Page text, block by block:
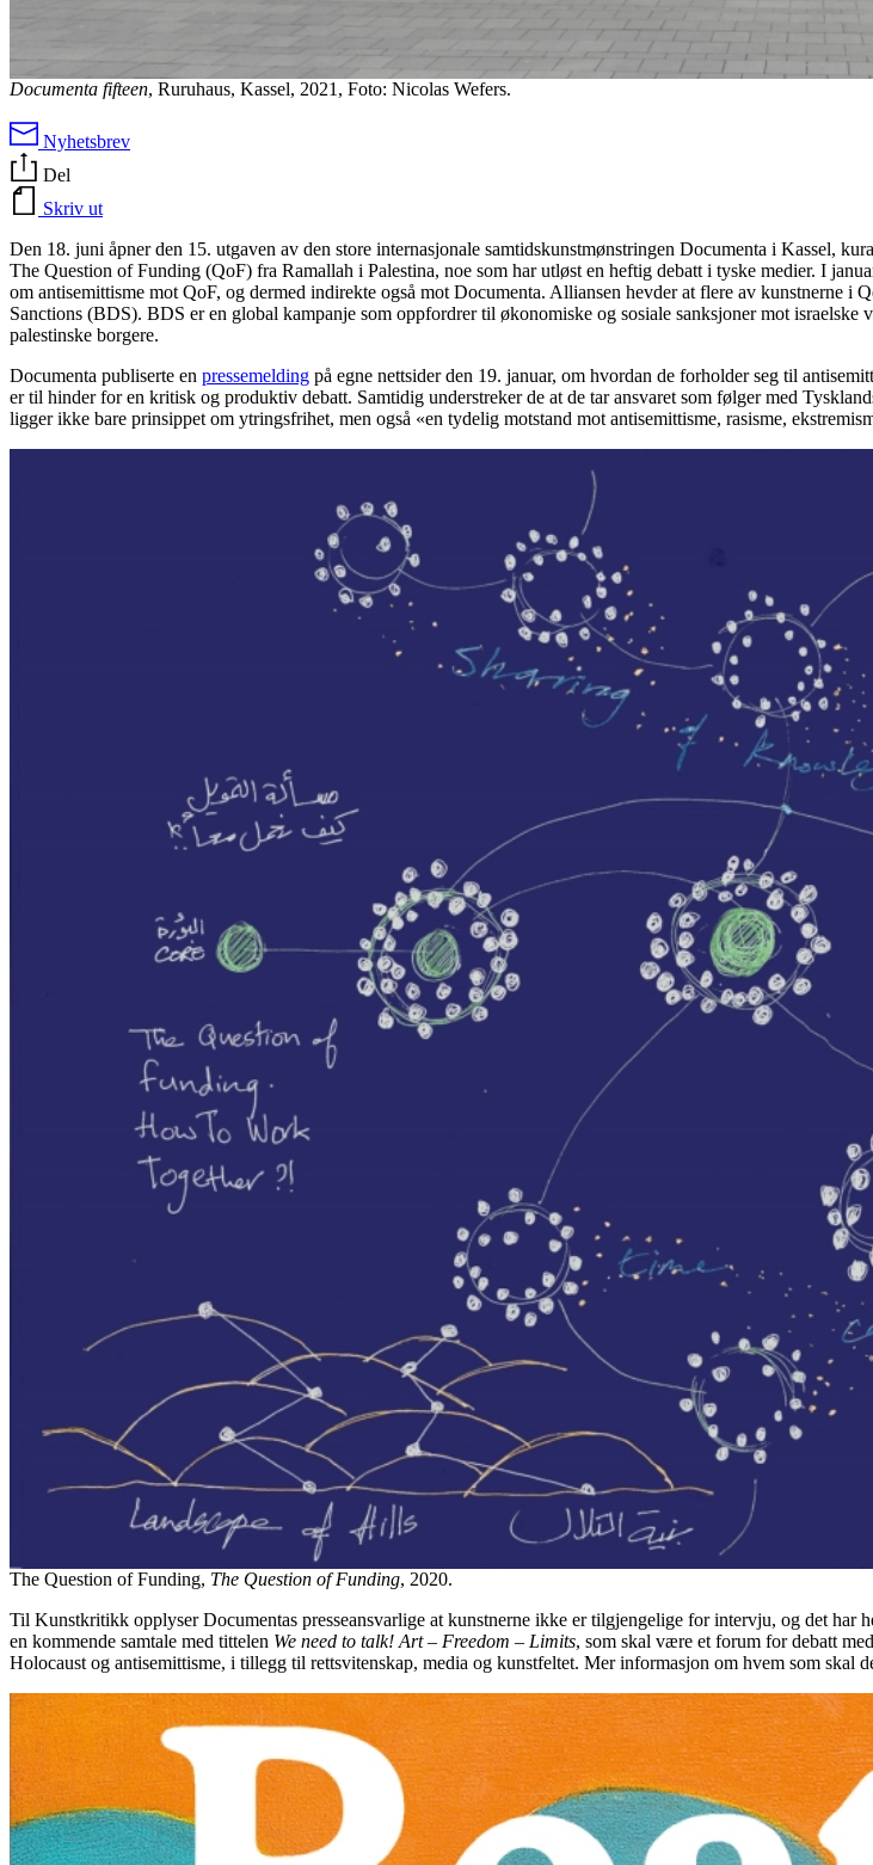
Documenta fifteen, Ruruhaus, Kassel, 2021, Foto: Nicolas Wefers.
Nyhetsbrev
Del
Skriv ut
Den 18. juni åpner den 15. utgaven av den store internasjonale samtidskunstmønstringen Documenta i Kassel,
The Question of Funding (QoF) fra Ramallah i Palestina, noe som har utløst en heftig debatt i tyske medier. I
om antisemittisme mot QoF, og dermed indirekte også mot Documenta. Alliansen hevder at flere av kunstnerne i
Sanctions (BDS). BDS er en global kampanje som oppfordrer til økonomiske og sosiale sanksjoner mot
palestinske borgere.
Documenta publiserte en pressemelding på egne nettsider den 19. januar, om hvordan de forholder seg til
er til hinder for en kritisk og produktiv debatt. Samtidig understreker de at de tar ansvaret som følger med
ligger ikke bare prinsippet om ytringsfrihet, men også «en tydelig motstand mot antisemittisme, rasisme,
The Question of Funding, The Question of Funding, 2020.
Til Kunstkritikk opplyser Documentas presseansvarlige at kunstnerne ikke er tilgjengelige for intervju, og det
en kommende samtale med tittelen We need to talk! Art – Freedom – Limits, som skal være et forum for debatt
Holocaust og antisemittisme, i tillegg til rettsvitenskap, media og kunstfeltet. Mer informasjon om hvem som skal